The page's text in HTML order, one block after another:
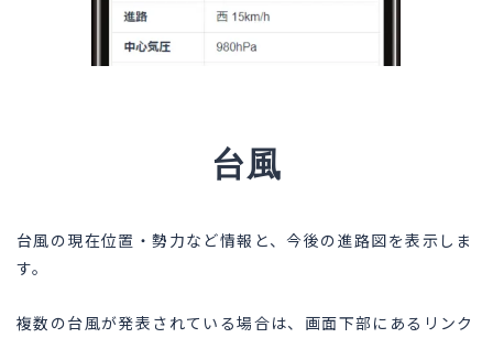
台風
台風の現在位置・勢力など情報と、今後の進路図を表示しま
す。
複数の台風が発表されている場合は、画面下部にあるリンク